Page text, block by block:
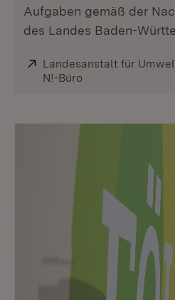
Aufgaben gemäß der
des Landes Baden-
Extern:
Landesanstalt für
N!-Büro